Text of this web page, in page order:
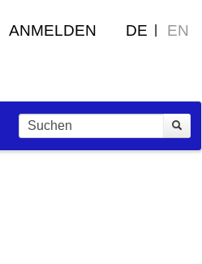
ANMELDEN DE EN